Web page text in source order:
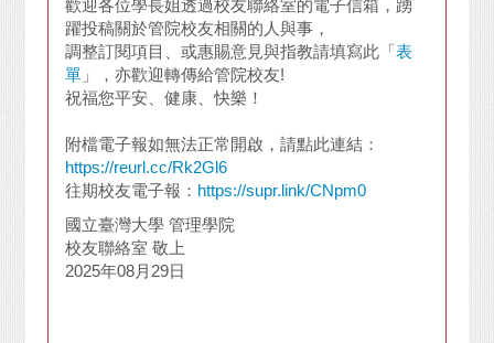
歡迎各位學長姐透過校友聯絡室的電子信箱，踴
躍投稿關於管院校友相關的人與事，
調整訂閱項目、或惠賜意見與指教請填寫此「表
單 」，亦歡迎轉傳給管院校友!
祝福您平安、健康、快樂！
附檔電子報如無法正常開啟，請點此連結：
https://reurl.cc/Rk2Gl6
往期校友電子報： https://supr.link/CNpm0
國立臺灣大學 管理學院
校友聯絡室 敬上
2025年08月29日